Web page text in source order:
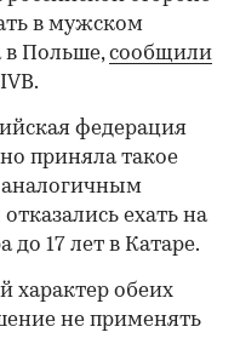
в мужском
в Польше,сообщили
федерация
приняла такое
ехать на
17 лет в Катаре.
характер обеих
не применять